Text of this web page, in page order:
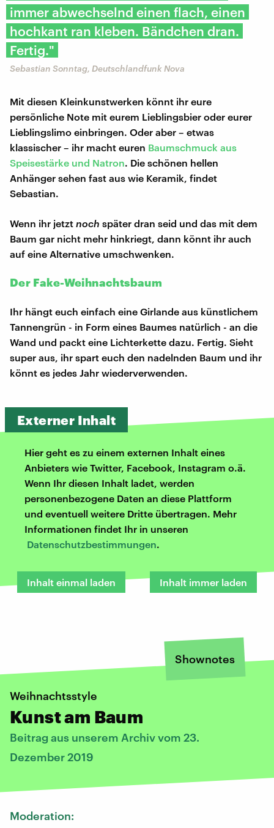
immer abwechselnd einen flach, einen
hochkant ran kleben. Bändchen dran.
Fertig."
Sebastian Sonntag, Deutschlandfunk Nova
Mit diesen Kleinkunstwerken könnt ihr eure
persönliche Note mit eurem Lieblingsbier oder eurer
Lieblingslimo einbringen. Oder aber – etwas
klassischer – ihr macht euren Baumschmuck aus
Speisestärke und Natron. Die schönen hellen
Anhänger sehen fast aus wie Keramik, findet
Sebastian.
Wenn ihr jetzt noch später dran seid und das mit dem
Baum gar nicht mehr hinkriegt, dann könnt ihr auch
auf eine Alternative umschwenken.
Der Fake-Weihnachtsbaum
Ihr hängt euch einfach eine Girlande aus künstlichem
Tannengrün - in Form eines Baumes natürlich - an die
Wand und packt eine Lichterkette dazu. Fertig. Sieht
super aus, ihr spart euch den nadelnden Baum und ihr
könnt es jedes Jahr wiederverwenden.
Externer Inhalt
Hier geht es zu einem externen Inhalt eines
Anbieters wie Twitter, Facebook, Instagram o.ä.
Wenn Ihr diesen Inhalt ladet, werden
personenbezogene Daten an diese Plattform
und eventuell weitere Dritte übertragen. Mehr
Informationen findet Ihr in unseren
Datenschutzbestimmungen.
Inhalt einmal laden Inhalt immer laden
Shownotes
Weihnachtsstyle
Kunst am Baum
Beitrag aus unserem Archiv vom 23.
Dezember 2019
Moderation: